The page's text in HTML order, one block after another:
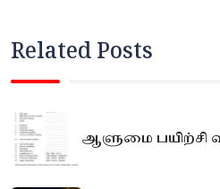
Related Posts
ஆளுமை